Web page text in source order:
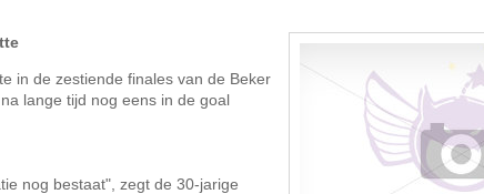
in de zestiende finales van de Beker
lange tijd nog eens in de goal
nog bestaat", zegt de 30-jarige